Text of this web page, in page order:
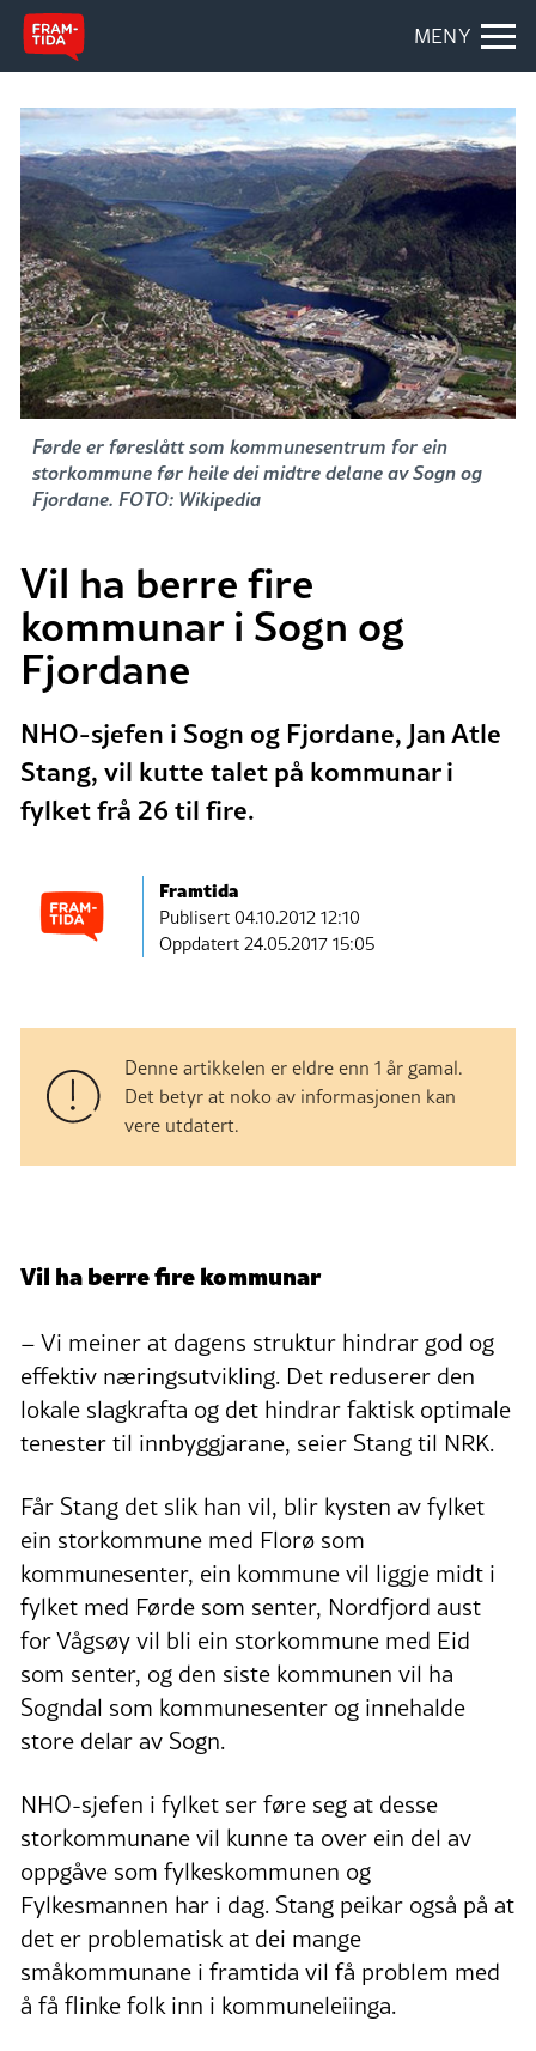
MENY
Førde er føreslått som kommunesentrum for ein
storkommune før heile dei midtre delane av Sogn og
Fjordane. FOTO: Wikipedia
Vil ha berre fire
kommunar i Sogn og
Fjordane
NHO-sjefen i Sogn og Fjordane, Jan Atle
Stang, vil kutte talet på kommunar i
fylket frå 26 til fire.
Framtida
Publisert04.10.2012 12:10
Oppdatert 24.05.2017 15:05
Denne artikkelen er eldre enn 1 år gamal.
Det betyr at noko av informasjonen kan
vere utdatert.
Vil ha berre fire kommunar
– Vi meiner at dagens struktur hindrar god og
effektiv næringsutvikling. Det reduserer den
lokale slagkrafta og det hindrar faktisk optimale
tenester til innbyggjarane, seier Stang til NRK.
Får Stang det slik han vil, blir kysten av fylket
ein storkommune med Florø som
kommunesenter, ein kommune vil liggje midt i
fylket med Førde som senter, Nordfjord aust
for Vågsøy vil bli ein storkommune med Eid
som senter, og den siste kommunen vil ha
Sogndal som kommunesenter og innehalde
store delar av Sogn.
NHO-sjefen i fylket ser føre seg at desse
storkommunane vil kunne ta over ein del av
oppgåve som fylkeskommunen og
Fylkesmannen har i dag. Stang peikar også på at
det er problematisk at dei mange
småkommunane i framtida vil få problem med
å få flinke folk inn i kommuneleiinga.